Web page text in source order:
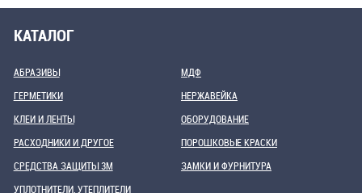
КАТАЛОГ
АБРАЗИВЫ
ГЕРМЕТИКИ
КЛЕИ И ЛЕНТЫ
МДФ
НЕРЖАВЕЙКА
ОБОРУДОВАНИЕ
РАСХОДНИКИ И ДРУГОЕ
СРЕДСТВА ЗАЩИТЫ 3М
УПЛОТНИТЕЛИ, УТЕПЛИТЕЛИ
ПОРОШКОВЫЕ КРАСКИ
ЗАМКИ И ФУРНИТУРА